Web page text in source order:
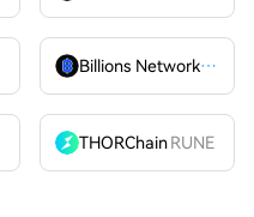
Billions Network
BILL
THORChain RUNE